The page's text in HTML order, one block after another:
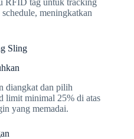
RFID tag untuk tracking
meningkatkan
Sling
diangkat dan pilih
limit minimal 25% di atas
yang memadai.